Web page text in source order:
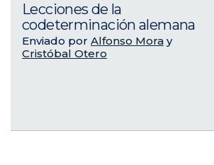
Lecciones de la
codeterminación alemana
Enviado por Alfonso Mora y
Cristóbal Otero